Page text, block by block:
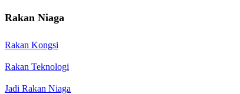
Rakan Niaga
Rakan Kongsi
Rakan Teknologi
Jadi Rakan Niaga